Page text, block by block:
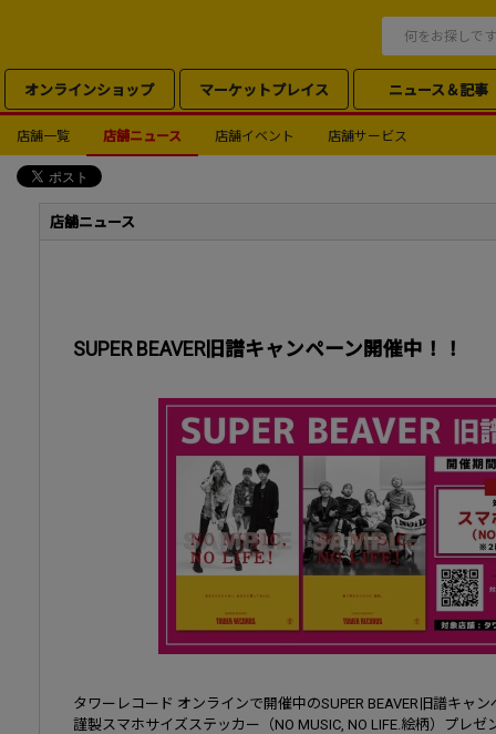
オンラインショップ マーケットプレイス ニュース＆記事
店舗一覧 店舗ニュース 店舗イベント 店舗サービス
店舗ニュース
SUPER BEAVER旧譜キャンペーン開催中！！
タワーレコード オンラインで開催中のSUPER BEAVER旧譜キャ
謹製スマホサイズステッカー（NO MUSIC, NO LIFE.絵柄）プレゼ